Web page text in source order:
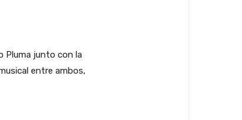
Pluma junto con la
entre ambos,